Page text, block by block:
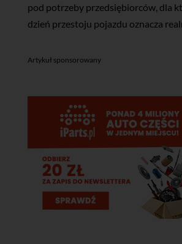
pod potrzeby przedsiębiorców, dla
dzień przestoju pojazdu oznacza
Artykuł sponsorowany